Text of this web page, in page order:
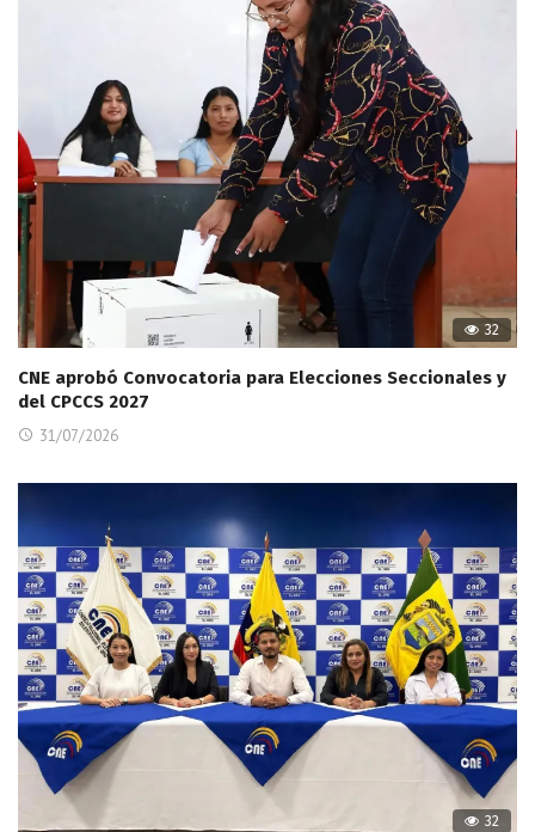
32
CNE aprobó Convocatoria para Elecciones Seccionales y
del CPCCS 2027
31/07/2026
32